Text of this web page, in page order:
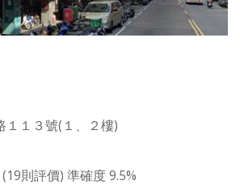
１１３號(１、２樓)
(19則評價) 準確度 9.5%